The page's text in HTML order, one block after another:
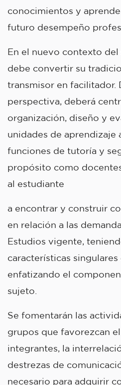
conocimientos y
futuro desempeño
En el nuevo contexto
debe convertir su
transmisor en facilitador.
perspectiva, deberá
organización, diseño y
unidades de aprendizaje
funciones de tutoría y
propósito como
al estudiante
a encontrar y construir
en relación a las
Estudios vigente,
características singulares
enfatizando el
sujeto.
Se fomentarán las
grupos que favorezcan
integrantes, la
destrezas de
necesario para adquirir